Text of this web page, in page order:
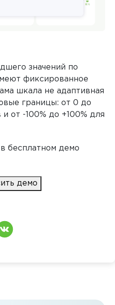
значений по
фиксированное
шкала не адаптивная
границы: от 0 до
и от -100% до +100% для
бесплатном демо
демо